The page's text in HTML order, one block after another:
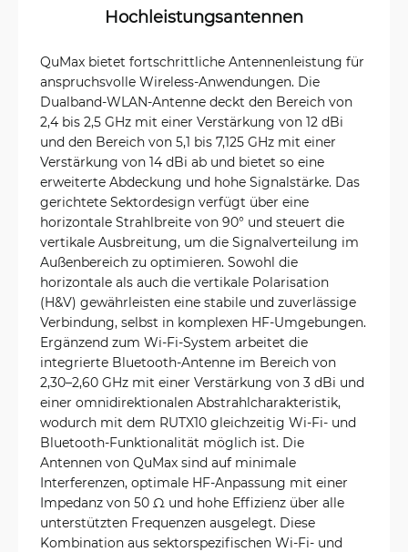
Hochleistungsantennen
QuMax bietet fortschrittliche Antennenleistung für
anspruchsvolle Wireless-Anwendungen. Die
Dualband-WLAN-Antenne deckt den Bereich von
2,4 bis 2,5 GHz mit einer Verstärkung von 12 dBi
und den Bereich von 5,1 bis 7,125 GHz mit einer
Verstärkung von 14 dBi ab und bietet so eine
erweiterte Abdeckung und hohe Signalstärke. Das
gerichtete Sektordesign verfügt über eine
horizontale Strahlbreite von 90° und steuert die
vertikale Ausbreitung, um die Signalverteilung im
Außenbereich zu optimieren. Sowohl die
horizontale als auch die vertikale Polarisation
(H&V) gewährleisten eine stabile und zuverlässige
Verbindung, selbst in komplexen HF-Umgebungen.
Ergänzend zum Wi-Fi-System arbeitet die
integrierte Bluetooth-Antenne im Bereich von
2,30–2,60 GHz mit einer Verstärkung von 3 dBi und
einer omnidirektionalen Abstrahlcharakteristik,
wodurch mit dem RUTX10 gleichzeitig Wi-Fi- und
Bluetooth-Funktionalität möglich ist. Die
Antennen von QuMax sind auf minimale
Interferenzen, optimale HF-Anpassung mit einer
Impedanz von 50 Ω und hohe Effizienz über alle
unterstützten Frequenzen ausgelegt. Diese
Kombination aus sektorspezifischen Wi-Fi- und